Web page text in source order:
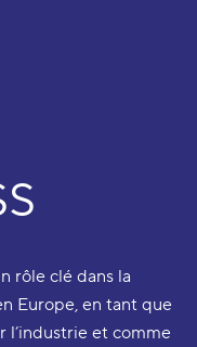
rôle clé dans la
Europe, en tant que
l’industrie et comme